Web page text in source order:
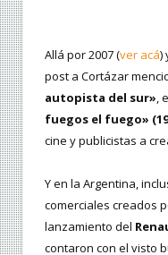
Allá por 2007 (ver acá)
post a Cortázar
autopista del sur»,
fuegos el fuego»
cine y publicistas a
Y en la Argentina,
comerciales creados
lanzamiento del
contaron con el visto